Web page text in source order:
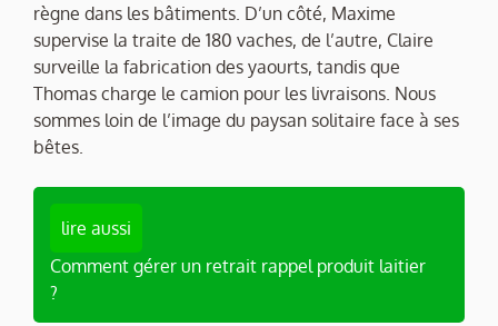
règne dans les bâtiments. D’un côté, Maxime
supervise la traite de 180 vaches, de l’autre, Claire
surveille la fabrication des yaourts, tandis que
Thomas charge le camion pour les livraisons. Nous
sommes loin de l’image du paysan solitaire face à ses
bêtes.
lire aussi
Comment gérer un retrait rappel produit laitier
?